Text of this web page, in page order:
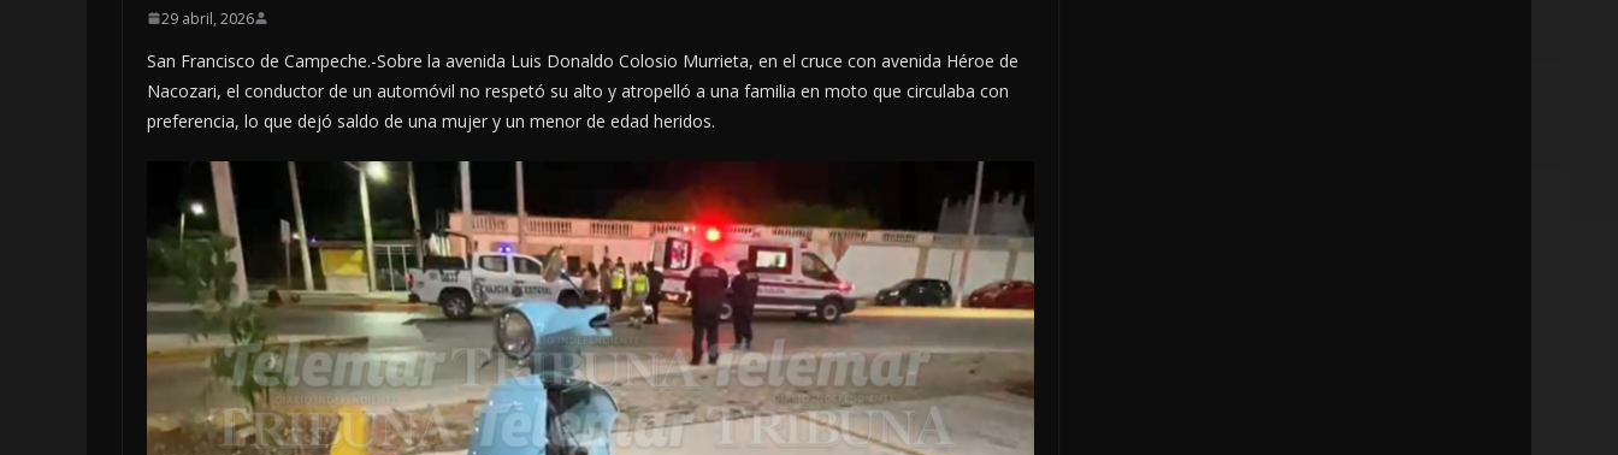
29 abril, 2026
San Francisco de Campeche.-Sobre la avenida Luis Donaldo Colosio Murrieta, en el cruce con avenida Héroe de
Nacozari, el conductor de un automóvil no respetó su alto y atropelló a una familia en moto que circulaba con
preferencia, lo que dejó saldo de una mujer y un menor de edad heridos.